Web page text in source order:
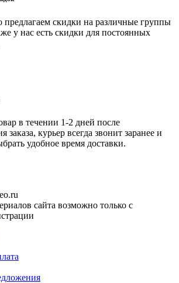
скидки на различные группы
у нас есть скидки для постоянных
в течении 1-2 дней после
заказа, курьер всегда звонит заранее и
удобное время доставки.
сайта возможно только с